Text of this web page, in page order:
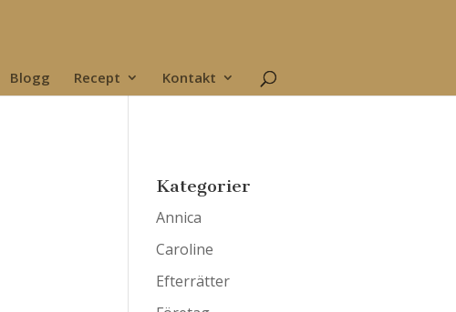
Blogg Recept Kontakt
Kategorier
Annica
Caroline
Efterrätter